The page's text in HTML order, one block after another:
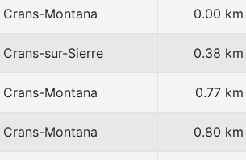
Crans-Montana 0.00 km
Crans-sur-Sierre 0.38 km
Crans-Montana 0.77 km
Crans-Montana 0.80 km